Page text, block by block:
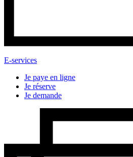
E-services
Je paye en ligne
Je réserve
Je demande